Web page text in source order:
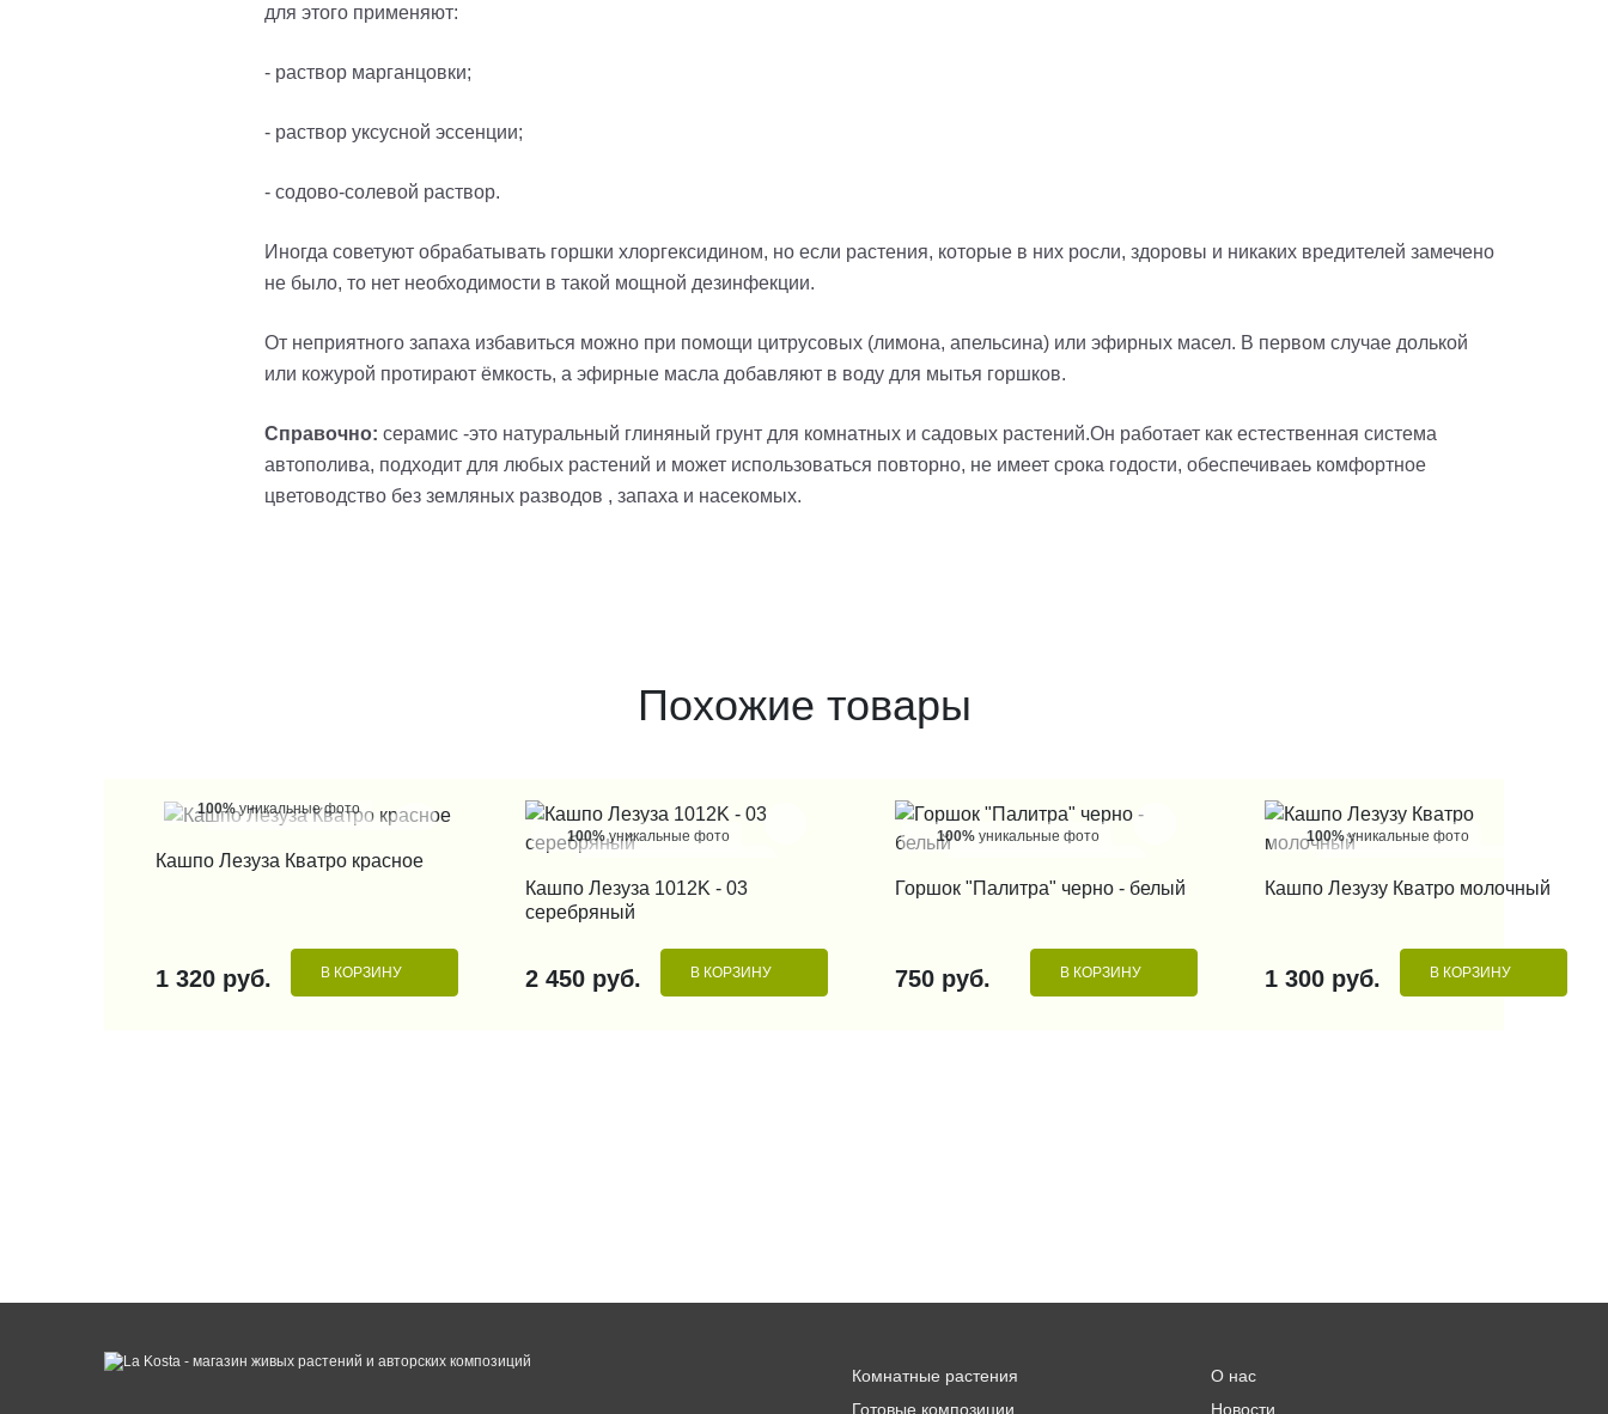
для этого применяют:
- раствор марганцовки;
- раствор уксусной эссенции;
- содово-солевой раствор.
Иногда советуют обрабатывать горшки хлоргексидином, но если растения, которые в них росли, здоровы и никаких вредителей замечено
не было, то нет необходимости в такой мощной дезинфекции.
От неприятного запаха избавиться можно при помощи цитрусовых (лимона, апельсина) или эфирных масел. В первом случае долькой
или кожурой протирают ёмкость, а эфирные масла добавляют в воду для мытья горшков.
Справочно: серамис -это натуральный глиняный грунт для комнатных и садовых растений.Он работает как естественная система
автополива, подходит для любых растений и может использоваться повторно, не имеет срока годости, обеспечиваеь комфортное
цветоводство без земляных разводов , запаха и насекомых.
Похожие товары
100%уникальные фото
Кашпо Лезуза Кватро красное
1 320 руб. В КОРЗИНУ
100%уникальные фото
КУПИТЬ В 1 КЛИК
Кашпо Лезуза 1012K - 03
серебряный
2 450 руб. В КОРЗИНУ
100% уникальные фото
КУПИТЬ В 1 КЛИК
Горшок "Палитра" черно - белый
750 руб. В КОРЗИНУ
100%уникальные фото
КУПИТЬ В 1 КЛИК
Кашпо Лезузу Кватро молочный
1 300 руб. В КОРЗИНУ
Комнатные растения
Готовые композиции
О нас
Новости